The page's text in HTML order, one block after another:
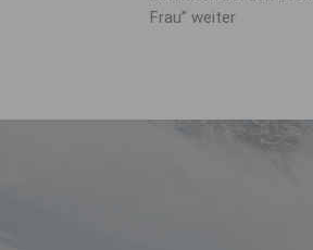
Frau” weiter